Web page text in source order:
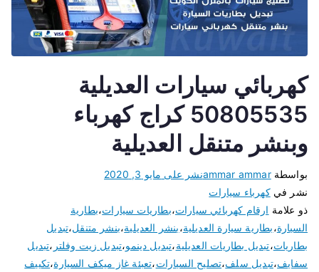
كهربائي سيارات العديلية
50805535 كراج كهرباء
وبنشر متنقل العديلية
بواسطةammar ammarنشر على مايو 3, 2020
نشر فيكهرباء سيارات
ذو علامة ارقام كهربائي سيارات،بطاريات سيارات،بطارية
السيارة،بطارية سيارة العديلية،بنشر العديلية،بنشر متنقل،تبديل
بطاريات،تبديل بطاريات العديلية،تبديل دينمو،تبديل زيت وفلتر ،تبديل
سفايف،تبديل سلف،تصليح السيارات،تعبئة غاز ميكف السيارة،تكييف